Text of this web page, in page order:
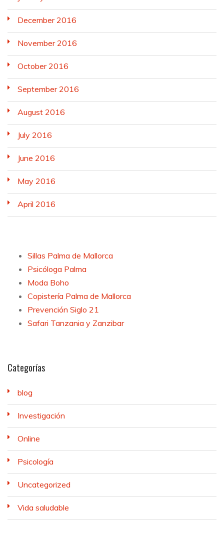
December 2016
November 2016
October 2016
September 2016
August 2016
July 2016
June 2016
May 2016
April 2016
Sillas Palma de Mallorca
Psicóloga Palma
Moda Boho
Copistería Palma de Mallorca
Prevención Siglo 21
Safari Tanzania y Zanzibar
Categorías
blog
Investigación
Online
Psicología
Uncategorized
Vida saludable